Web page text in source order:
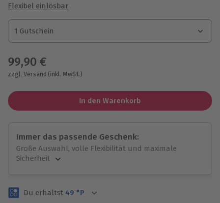
Flexibel einlösbar
1 Gutschein
1 Gutschein
1 Gutschein
99,90 €
zzgl. Versand (inkl. MwSt.)
In den Warenkorb
Immer das passende Geschenk:
Große Auswahl, volle Flexibilität und maximale
Sicherheit
Volle Flexibilität
Du erhältst 49 °P